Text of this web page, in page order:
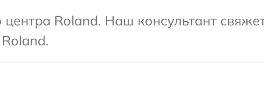
центра Roland. Наш консультант